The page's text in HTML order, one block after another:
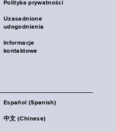
Polityka prywatności
Uzasadnione
udogodnienia
Informacje
kontaktowe
Español (Spanish)
中文 (Chinese)